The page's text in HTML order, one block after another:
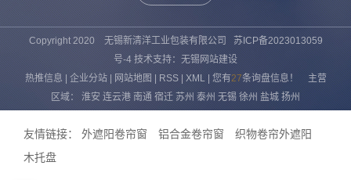
Copyright 2020 无锡新清洋工业包装有限公司
苏ICP备2023013059
号-4 技术支持： 无锡网站建设
热推信息
企业分站| 网站地图 RSS| XML| 您有27条询盘信息！
主营
区域： 淮安 连云港 南通 宿迁 苏州 泰州 无锡 徐州 盐城 扬州
友情链接： 外遮阳卷帘窗 铝合金卷帘窗
织物卷帘外遮阳
木托盘